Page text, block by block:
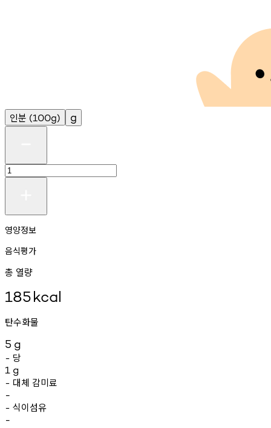
인분 (100g) g
영양정보
음식평가
총 열량
185kcal
탄수화물
5 g
- 당
1 g
- 대체 감미료
-
- 식이섬유
-